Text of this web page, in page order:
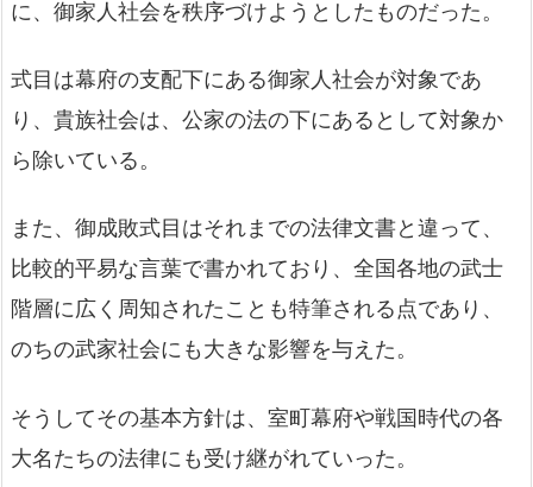
に、御家人社会を秩序づけようとしたものだった。
式目は幕府の支配下にある御家人社会が対象であ
り、貴族社会は、公家の法の下にあるとして対象か
ら除いている。
また、御成敗式目はそれまでの法律文書と違って、
比較的平易な言葉で書かれており、全国各地の武士
階層に広く周知されたことも特筆される点であり、
のちの武家社会にも大きな影響を与えた。
そうしてその基本方針は、室町幕府や戦国時代の各
大名たちの法律にも受け継がれていった。